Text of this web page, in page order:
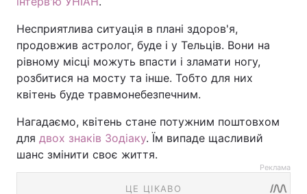
Несприятлива ситуація в плані здоров'я,
продовжив астролог, буде і у Тельців. Вони на
рівному місці можуть впасти і зламати ногу,
розбитися на мосту та інше. Тобто для них
квітень буде травмонебезпечним.
Нагадаємо, квітень стане потужним поштовхом
для двох знаків Зодіаку. Їм випаде щасливий
шанс змінити своє життя.
Реклама